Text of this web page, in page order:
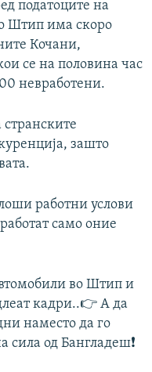
податоците на
Штип има скоро
Кочани,
се на половина час
невработени.
странските
зашто
работни услови
само оние
во Штип и
кадри..👉 А да
наместо да го
сила од Бангладеш❗